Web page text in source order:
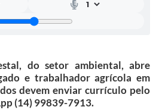
do setor ambiental, abre
e trabalhador agrícola em
devem enviar currículo pelo
(14) 99839-7913.